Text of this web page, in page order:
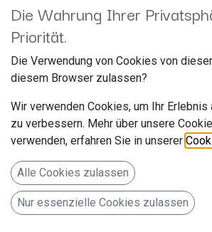
Rückfahrkamera Nissan NV300/Opel
Vivaro/Renault Trafic 771000-6057
Hersteller: ACV
acv GmbH
Straßburger Allee 10-12
41812 Erkelenz
199,99€
(W447) mit
Hersteller:
41812
Die Wahrung Ihrer
Priorität.
Die Verwendung von Cookies von
diesem Browser zulassen?
Wir verwenden Cookies, um Ihr
zu verbessern. Mehr über unsere
verwenden, erfahren Sie in unserer
Alle Cookies zulassen
Nur essenzielle Cookies zulassen